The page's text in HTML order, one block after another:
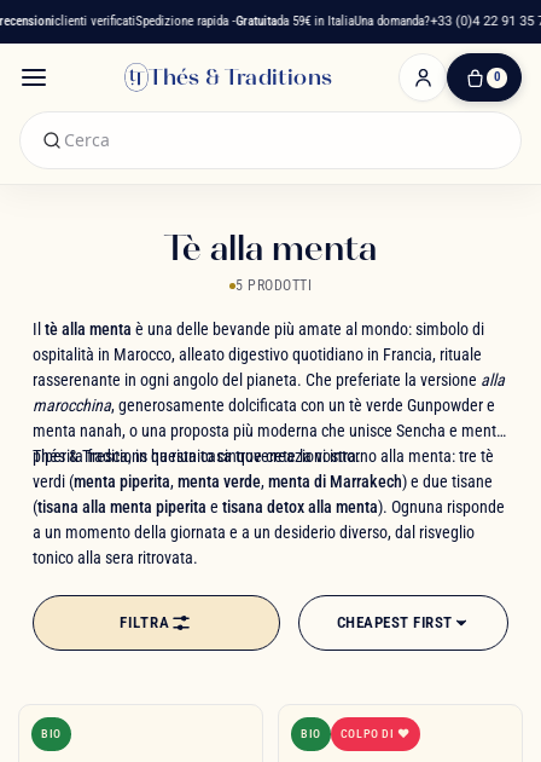
clienti verificatiSpedizione rapida -Gratuitada 59€ in ItaliaUna domanda?+33 (0)4 22 91 35 75
Thés & Traditions 0
0
Tè alla menta
5 PRODOTTI
Il tè alla menta è una delle bevande più amate al mondo: simbolo di
ospitalità in Marocco, alleato digestivo quotidiano in Francia, rituale
rasserenante in ogni angolo del pianeta. Che preferiate la versione alla
marocchina, generosamente dolcificata con un tè verde Gunpowder e
menta nanah, o una proposta più moderna che unisce Sencha e menta
piperita fresca, in questa casa troverete la vostra.
Thés & Traditions ha riunito cinque creazioni intorno alla menta: tre tè
verdi (menta piperita,menta verde,menta di Marrakech) e due tisane
(tisana alla menta piperita e tisana detox alla menta). Ognuna risponde
a un momento della giornata e a un desiderio diverso, dal risveglio
tonico alla sera ritrovata.
FILTRA CHEAPEST FIRST
BIO BIO COLPO DI ❤